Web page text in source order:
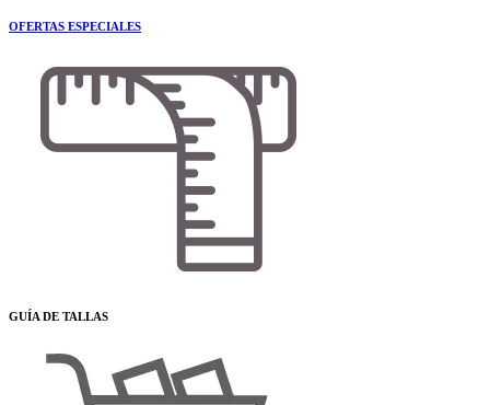
OFERTAS ESPECIALES
GUÍA DE TALLAS